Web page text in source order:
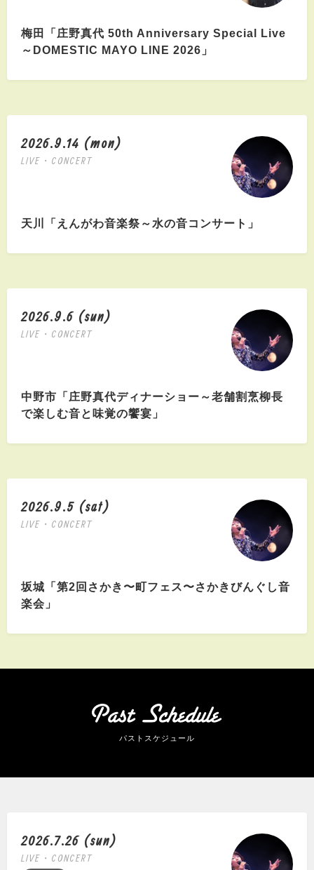
梅田「庄野真代 50th Anniversary Special Live
～DOMESTIC MAYO LINE 2026」
2026.9.14 (mon)
LIVE・CONCERT
天川「えんがわ音楽祭～水の音コンサート」
2026.9.6 (sun)
LIVE・CONCERT
中野市「庄野真代ディナーショー～老舗割烹柳長
で楽しむ音と味覚の饗宴」
2026.9.5 (sat)
LIVE・CONCERT
坂城「第2回さかき〜町フェス〜さかきびんぐし音
楽会」
パストスケジュール
2026.7.26 (sun)
LIVE・CONCERT